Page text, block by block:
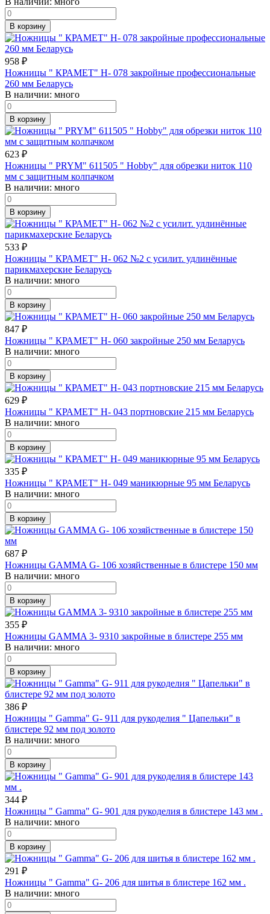
В корзину
958 ₽
Ножницы " КРАМЕТ" Н- 078 закройные профессиональные
260 мм Беларусь
В наличии: много
В корзину
623 ₽
Ножницы " PRYM" 611505 " Hobby" для обрезки ниток 110
мм с защитным колпачком
В наличии: много
В корзину
533 ₽
Ножницы " КРАМЕТ" Н- 062 №2 с усилит. удлинённые
парикмахерские Беларусь
В наличии: много
В корзину
847 ₽
Ножницы " КРАМЕТ" Н- 060 закройные 250 мм Беларусь
В наличии: много
В корзину
629 ₽
Ножницы " КРАМЕТ" Н- 043 портновские 215 мм Беларусь
В наличии: много
В корзину
335 ₽
Ножницы " КРАМЕТ" Н- 049 маникюрные 95 мм Беларусь
В наличии: много
В корзину
687 ₽
Ножницы GAMMA G- 106 хозяйственные в блистере 150 мм
В наличии: много
В корзину
355 ₽
Ножницы GAMMA 3- 9310 закройные в блистере 255 мм
В наличии: много
В корзину
386 ₽
Ножницы " Gamma" G- 911 для рукоделия " Цапельки" в
блистере 92 мм под золото
В наличии: много
В корзину
344 ₽
Ножницы " Gamma" G- 901 для рукоделия в блистере 143 мм .
В наличии: много
В корзину
291 ₽
Ножницы " Gamma" G- 206 для шитья в блистере 162 мм .
В наличии: много